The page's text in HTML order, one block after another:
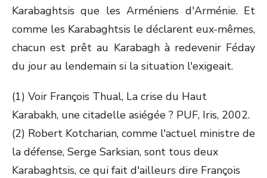
Karabaghtsis que les Arméniens d'Arménie. Et
comme les Karabaghtsis le déclarent eux-mêmes,
chacun est prêt au Karabagh à redevenir Féday
du jour au lendemain si la situation l'exigeait.
(1) Voir François Thual, La crise du Haut
Karabakh, une citadelle asiégée ? PUF, Iris, 2002.
(2) Robert Kotcharian, comme l'actuel ministre de
la défense, Serge Sarksian, sont tous deux
Karabaghtsis, ce qui fait d'ailleurs dire François